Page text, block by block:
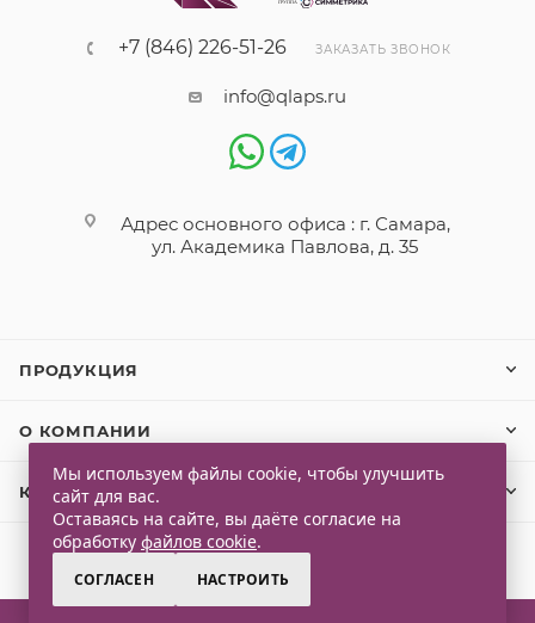
+7 (846) 226-51-26 ЗАКАЗАТЬ ЗВОНОК
info@qlaps.ru
Адрес основного офиса : г. Самара,
ул. Академика Павлова, д. 35
ПРОДУКЦИЯ
О КОМПАНИИ
КЛИЕНТАМ
Мы используем файлы cookie, чтобы улучшить
сайт для вас.
Оставаясь на сайте, вы даёте согласие на
обработку файлов cookie.
СОГЛАСЕН НАСТРОИТЬ